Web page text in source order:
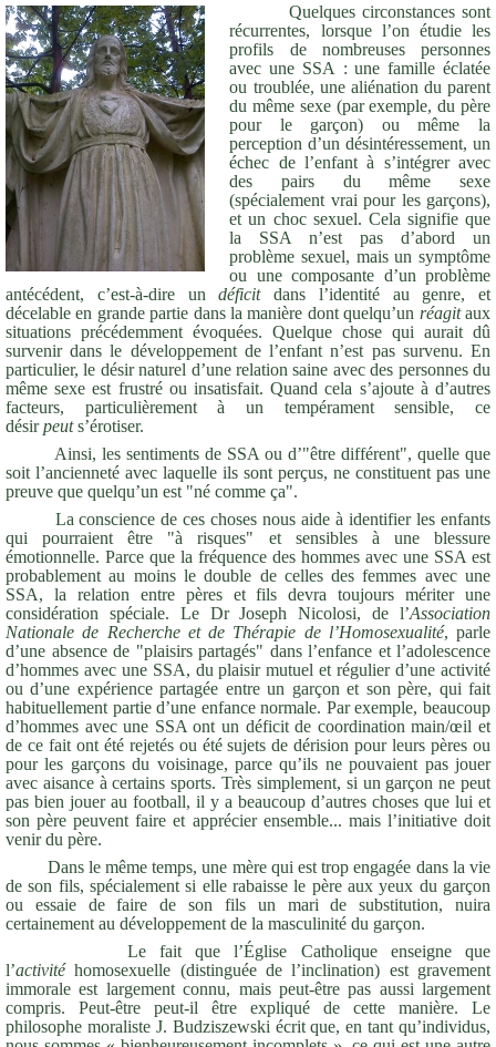
Quelques circonstances sont
récurrentes, lorsque l’on étudie les
profils de nombreuses personnes
avec une SSA : une famille éclatée
ou troublée, une aliénation du parent
du même sexe (par exemple, du père
pour le garçon) ou même la
perception d’un désintéressement, un
échec de l’enfant à s’intégrer avec
des pairs du même sexe
(spécialement vrai pour les garçons),
et un choc sexuel. Cela signifie que
la SSA n’est pas d’abord un
problème sexuel, mais un symptôme
ou une composante d’un problème
antécédent, c’est-à-dire undéficitdans l’identité au genre, et
décelable en grande partie dans la manière dont quelqu’un réagitaux
situations précédemment évoquées. Quelque chose qui aurait dû
survenir dans le développement de l’enfant n’est pas survenu. En
particulier, le désir naturel d’une relation saine avec des personnes du
même sexe est frustré ou insatisfait. Quand cela s’ajoute à d’autres
facteurs, particulièrement à un tempérament sensible, ce
désirpeuts’érotiser.
Ainsi, les sentiments de SSA ou d’"être différent", quelle que
soit l’ancienneté avec laquelle ils sont perçus, ne constituent pas une
preuve que quelqu’un est "né comme ça".
La conscience de ces choses nous aide à identifier les enfants
qui pourraient être "à risques" et sensibles à une blessure
émotionnelle. Parce que la fréquence des hommes avec une SSA est
probablement au moins le double de celles des femmes avec une
SSA, la relation entre pères et fils devra toujours mériter une
considération spéciale. Le Dr Joseph Nicolosi, de l’Association
Nationale de Recherche et de Thérapie de l’Homosexualité, parle
d’une absence de "plaisirs partagés" dans l’enfance et l’adolescence
d’hommes avec une SSA, du plaisir mutuel et régulier d’une activité
ou d’une expérience partagée entre un garçon et son père, qui fait
habituellement partie d’une enfance normale. Par exemple, beaucoup
d’hommes avec une SSA ont un déficit de coordination main/œil et
de ce fait ont été rejetés ou été sujets de dérision pour leurs pères ou
pour les garçons du voisinage, parce qu’ils ne pouvaient pas jouer
avec aisance à certains sports. Très simplement, si un garçon ne peut
pas bien jouer au football, il y a beaucoup d’autres choses que lui et
son père peuvent faire et apprécier ensemble... mais l’initiative doit
venir du père.
Dans le même temps, une mère qui est trop engagée dans la vie
de son fils, spécialement si elle rabaisse le père aux yeux du garçon
ou essaie de faire de son fils un mari de substitution, nuira
certainement au développement de la masculinité du garçon.
Le fait que l’Église Catholique enseigne que
l’activitéhomosexuelle (distinguée de l’inclination) est gravement
immorale est largement connu, mais peut-être pas aussi largement
compris. Peut-être peut-il être expliqué de cette manière. Le
philosophe moraliste J. Budziszewski écrit que, en tant qu’individus,